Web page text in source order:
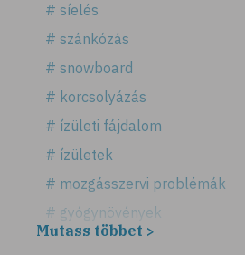
# síelés
# szánkózás
# snowboard
# korcsolyázás
# ízületi fájdalom
# ízületek
# mozgásszervi problémák
# gyógynövények
# hátfájás
Mutass többet >